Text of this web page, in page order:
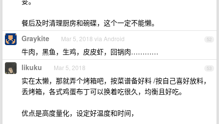
餐后及时清理厨房和碗碟，这个一定不能懒。
52
Graykite Mar 5, 2018 via Android
牛肉，黑鱼，生鸡，皮皮虾，回锅肉…………
53
likuku Mar 5, 2018
实在太懒，那就弄个烤箱吧，按菜谱备好料 /按自己喜好放料，
丢烤箱，各式鸡蛋布丁可以换着吃很久，均衡且好吃。
优点是高度量化，设定好温度和时间，